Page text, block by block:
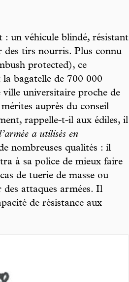
un véhicule blindé, résistant
des tirs nourris. Plus connu
protected), ce
bagatelle de 700 000
universitaire proche de
auprès du conseil
rappelle-t-il aux édiles, il
a utilisés en
nombreuses qualités : il
à sa police de mieux faire
de tuerie de masse ou
des attaques armées. Il
de résistance aux